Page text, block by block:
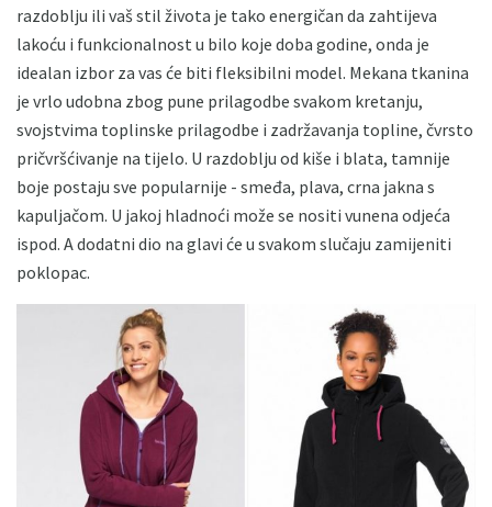
razdoblju ili vaš stil života je tako energičan da zahtijeva
lakoću i funkcionalnost u bilo koje doba godine, onda je
idealan izbor za vas će biti fleksibilni model. Mekana tkanina
je vrlo udobna zbog pune prilagodbe svakom kretanju,
svojstvima toplinske prilagodbe i zadržavanja topline, čvrsto
pričvršćivanje na tijelo. U razdoblju od kiše i blata, tamnije
boje postaju sve popularnije - smeđa, plava, crna jakna s
kapuljačom. U jakoj hladnoći može se nositi vunena odjeća
ispod. A dodatni dio na glavi će u svakom slučaju zamijeniti
poklopac.